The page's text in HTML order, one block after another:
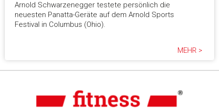
Arnold Schwarzenegger testete persönlich die
neuesten Panatta-Geräte auf dem Arnold Sports
Festival in Columbus (Ohio).
MEHR >